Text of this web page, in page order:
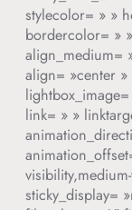
stylecolor= » »
bordercolor= »
align_medium=
align= »center
link= » »
sticky_display=